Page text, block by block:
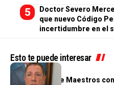
Doctor Severo
que nuevo Código
incertidumbre en el
Esto te puede interesar
GENERALES
Cooperativa de Maestros